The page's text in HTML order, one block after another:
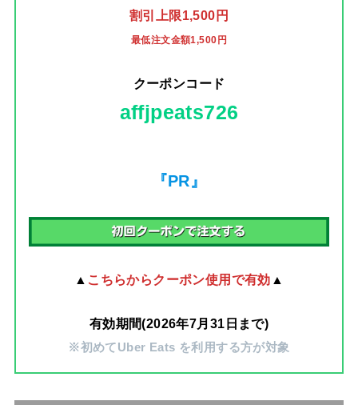
割引上限1,500円
最低注文金額1,500円
クーポンコード
affjpeats726
『PR』
▲ こちらからクーポン使用で有効 ▲
有効期間(2026年7月31日まで)
※初めてUber Eats を利用する方が対象